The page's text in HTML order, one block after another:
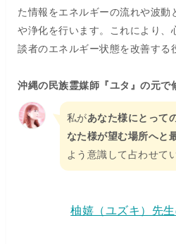
た情報をエネルギーの流れや波動
や浄化を行います。これにより、
談者のエネルギー状態を改善する
沖縄の民族霊媒師『ユタ』の元で
私があなた様にとって
なた様が望む場所へと
よう意識して占わせて
柚嬉（ユズキ）先